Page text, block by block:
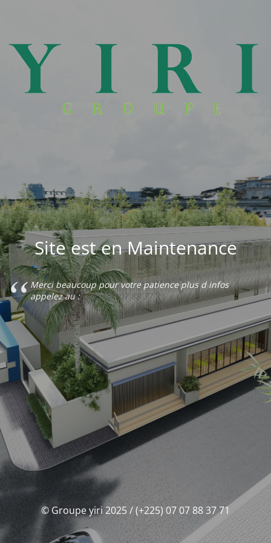
Site est en Maintenance
Merci beaucoup pour votre patience plus d infos
appelez au :(+225) 07 07 88 37 71
© Groupe yiri 2025 / (+225) 07 07 88 37 71